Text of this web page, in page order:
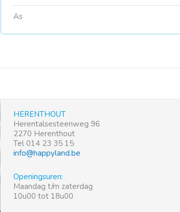
As
HERENTHOUT
Herentalsesteenweg 96
2270 Herenthout
Tel 014 23 35 15
info@happyland.be
Openingsuren:
Maandag t/m zaterdag
10u00 tot 18u00